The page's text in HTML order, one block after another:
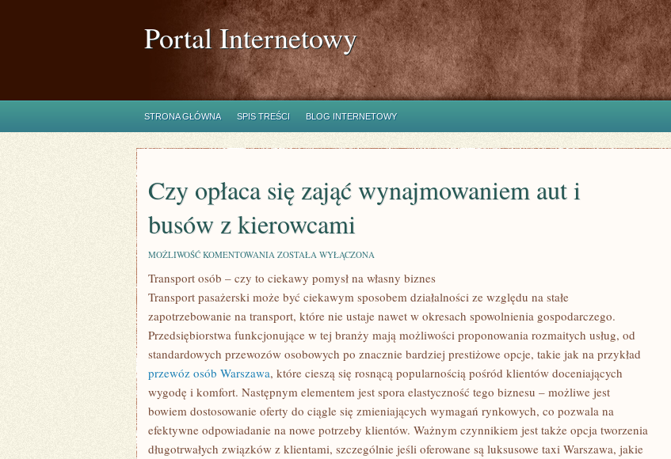
Portal Internetowy
STRONA GŁÓWNA SPIS TREŚCI BLOG INTERNETOWY
Czy opłaca się zająć wynajmowaniem aut i
busów z kierowcami
MOŻLIWOŚĆ KOMENTOWANIA CZY
SIĘ
WYNAJMOWANIEM
AUT
BUSÓW
KIEROWCAMI
ZOSTAŁA WYŁĄCZONA
Transport osób – czy to ciekawy pomysł na własny biznes
Transport pasażerski może być ciekawym sposobem działalności ze względu na stałe
zapotrzebowanie na transport, które nie ustaje nawet w okresach spowolnienia gospodarczego.
Przedsiębiorstwa funkcjonujące w tej branży mają możliwości proponowania rozmaitych usług, od
standardowych przewozów osobowych po znacznie bardziej prestiżowe opcje, takie jak na przykład
przewóz osób Warszawa, które cieszą się rosnącą popularnością pośród klientów doceniających
wygodę i komfort. Następnym elementem jest spora elastyczność tego biznesu – możliwe jest
bowiem dostosowanie oferty do ciągle się zmieniających wymagań rynkowych, co pozwala na
efektywne odpowiadanie na nowe potrzeby klientów. Ważnym czynnikiem jest także opcja tworzenia
długotrwałych związków z klientami, szczególnie jeśli oferowane są luksusowe taxi Warszawa, jakie